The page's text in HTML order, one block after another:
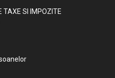
TAXE SI IMPOZITE